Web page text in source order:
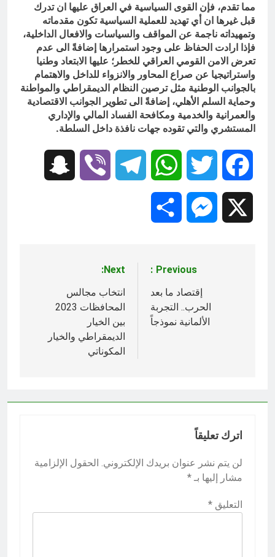
مما تقدم، فإن القوى السياسية في العراق عليها ان تدرك
قبل غيرها ان أي تهديد للعملية السياسية تكون مقدماته
وتمهيداته ناجمة عن المواقف والسياسات والافعال الداخلية،
فإذا ارادت الحفاظ على وجود استمرارها إضافةً الى عدم
تعرض الامن القومي العراقي للخطر؛ عليها الابتعاد وطنيا
واستراتيجيا عن صراع المحاور والانزواء للداخل والاهتمام
بالجوانب الوطنية مثل ترصين النظام الديمقراطي والمواطنة
وحماية السلم الأهلي، إضافةً الى تطوير الجوانب الاقتصادية
والعمرانية والخدمية ومكافحة الفساد المالي والإداري
المستشري والتي تقوده جهات نافذة داخل السلطة.
Facebook
Twitter
WhatsApp
Telegram
Viber
Messenger
المقالات
Previous:
إقتصاد ما بعد
الحرب.. التجربة
الألمانية نموذجاً
Next:
انتخاب مجالس
المحافظات 2023
بين الخيار
الديمقراطي والخيار
المكوناتي
اترك تعليقاً
لن يتم نشر عنوان بريدك الإلكتروني. الحقول الإلزامية
مشار إليها بـ *
التعليق *